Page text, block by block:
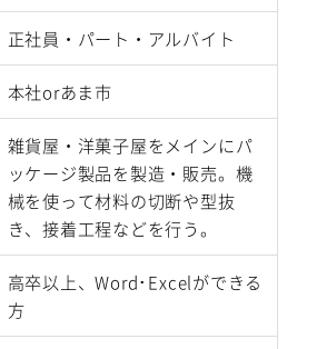
正社員・パート・アルバイト
本社orあま市
雑貨屋・洋菓子屋をメインにパ
ッケージ製品を製造・販売。機
械を使って材料の切断や型抜
き、接着工程などを行う。
高卒以上、Word･Excelができる
方